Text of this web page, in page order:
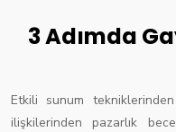
3 Adımda
Etkili sunum
ilişkilerinden pazarlık